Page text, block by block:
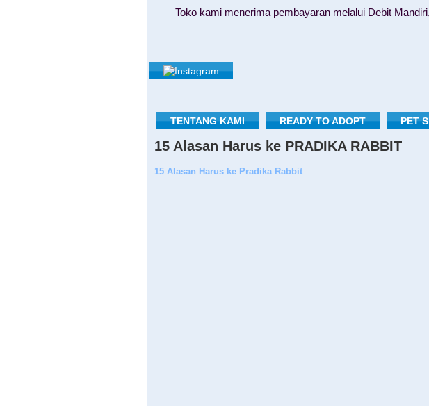
Toko kami menerima pembayaran melalui Debit
TENTANG KAMI READY TO ADOPT PET
15 Alasan Harus ke PRADIKA RABBIT
15 Alasan Harus ke Pradika Rabbit